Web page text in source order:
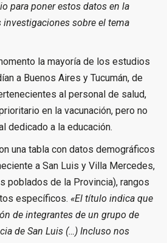
para poner estos datos en la
sobre el tema
la mayoría de los estudios
a Buenos Aires y Tucumán, de
al personal de salud,
en la vacunación, pero no
dedicado a la educación.
una tabla con datos demográficos
a San Luis y Villa Mercedes,
poblados de la Provincia), rangos
específicos. «El título indica que
de integrantes de un grupo de
de San Luis (…) Incluso nos